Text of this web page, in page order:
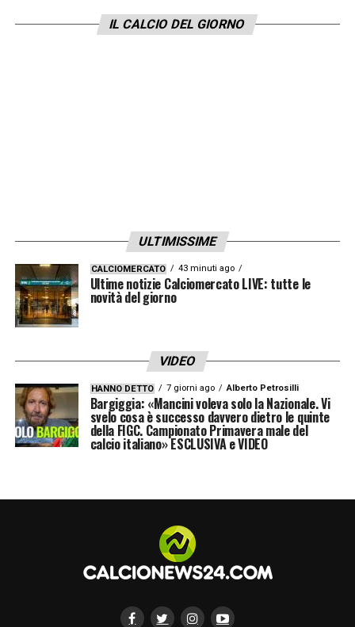
rappresenta un ulteriore passo nel suo
percorso di crescita su un palcoscenico
IL CALCIO DEL GIORNO
ULTIMISSIME
CALCIOMERCATO 43 minuti ago
Ultime notizie Calciomercato LIVE: tutte le
novità del giorno
VIDEO
HANNO DETTO 7 giorni ago Alberto Petrosilli
Bargiggia: «Mancini voleva solo la Nazionale. Vi
svelo cosa è successo davvero dietro le quinte
della FIGC. Campionato Primavera male del
calcio italiano» ESCLUSIVA e VIDEO